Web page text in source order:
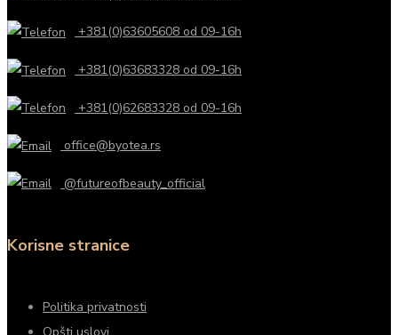
+381(0)63605608 od 09-16h
+381(0)63683328 od 09-16h
+381(0)62683328 od 09-16h
office@byotea.rs
@futureofbeauty_official
Korisne stranice
Politika privatnosti